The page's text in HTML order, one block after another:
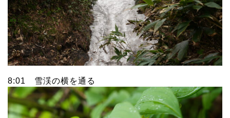
8:01 雪渓の横を通る